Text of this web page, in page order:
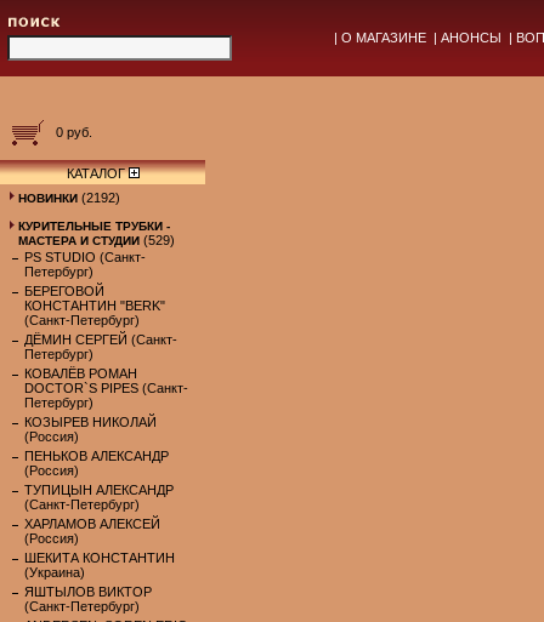
| О МАГАЗИНЕ | АНОНСЫ |
0 руб.
КАТАЛОГ
НОВИНКИ (2192)
КУРИТЕЛЬНЫЕ ТРУБКИ -
МАСТЕРА И СТУДИИ (529)
PS STUDIO (Санкт-
Петербург)
БЕРЕГОВОЙ
КОНСТАНТИН "BERK"
(Санкт-Петербург)
ДЁМИН СЕРГЕЙ (Санкт-
Петербург)
КОВАЛЁВ РОМАН
DOCTOR`S PIPES (Санкт-
Петербург)
КОЗЫРЕВ НИКОЛАЙ
(Россия)
ПЕНЬКОВ АЛЕКСАНДР
(Россия)
ТУПИЦЫН АЛЕКСАНДР
(Санкт-Петербург)
ХАРЛАМОВ АЛЕКСЕЙ
(Россия)
ШЕКИТА КОНСТАНТИН
(Украина)
ЯШТЫЛОВ ВИКТОР
(Санкт-Петербург)